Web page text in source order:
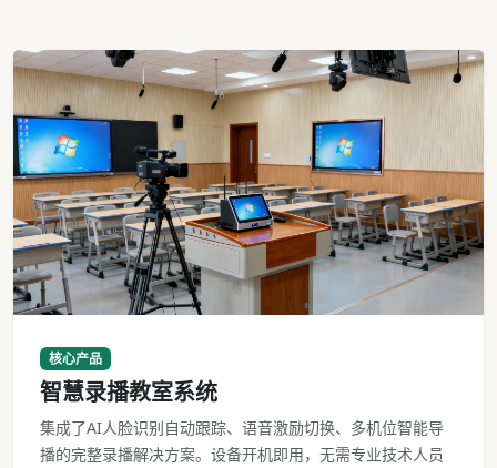
核心产品
智慧录播教室系统
集成了AI人脸识别自动跟踪、语音激励切换、多机位智能导
播的完整录播解决方案。设备开机即用，无需专业技术人员